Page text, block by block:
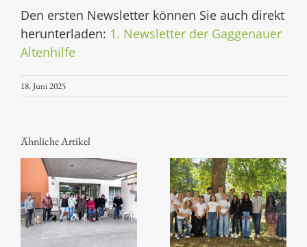
Den ersten Newsletter können Sie auch direkt
herunterladen: 1. Newsletter der Gaggenauer
Altenhilfe
18. Juni 2025
Ähnliche Artikel